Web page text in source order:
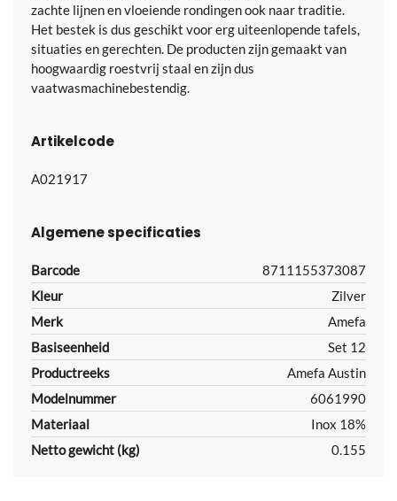
zachte lijnen en vloeiende rondingen ook naar traditie.
Het bestek is dus geschikt voor erg uiteenlopende tafels,
situaties en gerechten. De producten zijn gemaakt van
hoogwaardig roestvrij staal en zijn dus
vaatwasmachinebestendig.
Artikelcode
A021917
Algemene specificaties
Barcode
8711155373087
Kleur
Zilver
Merk
Amefa
Basiseenheid
Set 12
Productreeks
Amefa Austin
Modelnummer
6061990
Materiaal
Inox 18%
Netto gewicht (kg)
0.155